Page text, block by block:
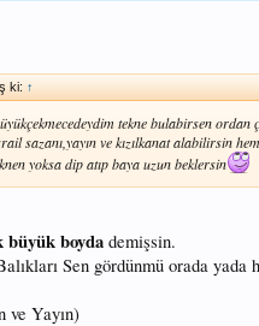
ki: ↑
tekne bulabirsen ordan
sazanı,yayın ve kızılkanat alabilirsin
yoksa dip atıp baya uzun beklersin
büyük boyda demişsin.
Sen gördünmü orada yada
ve Yayın)